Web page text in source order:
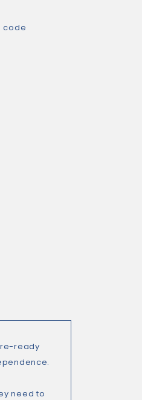
code
ready
need to